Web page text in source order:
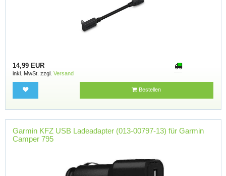
14,99 EUR
inkl. MwSt. zzgl. Versand
Bestellen
Garmin KFZ USB Ladeadapter (013-00797-13) für Garmin
Camper 795